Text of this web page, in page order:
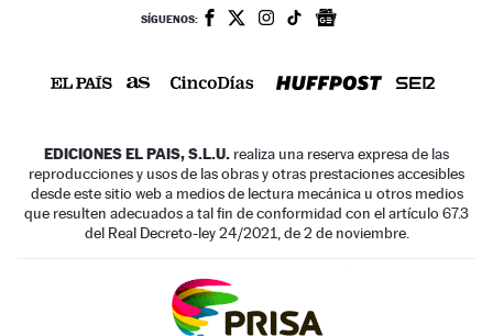
SÍGUENOS:
EDICIONES EL PAIS, S.L.U. realiza una reserva expresa de las
reproducciones y usos de las obras y otras prestaciones accesibles
desde este sitio web a medios de lectura mecánica u otros medios
que resulten adecuados a tal fin de conformidad con el artículo 67.3
del Real Decreto-ley 24/2021, de 2 de noviembre.